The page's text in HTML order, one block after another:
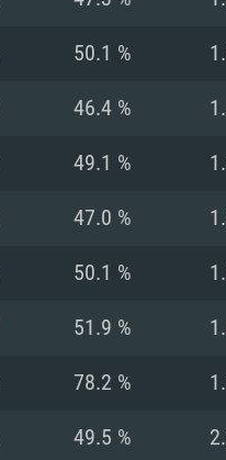
superior
Memória: 16
Placa Gráfica:
Nvidia GeForce
mais recente
Processador:
Memória: 8 GB
Placa Gráfica:
suporte Metal.
Network:
recentes (não
AMD (Radeon
Vulkan.
50.1 %
46.4 %
49.1 %
47.0 %
50.1 %
51.9 %
78.2 %
49.5 %